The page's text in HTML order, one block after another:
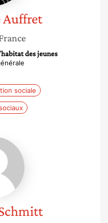
Auffret
des jeunes
sociale